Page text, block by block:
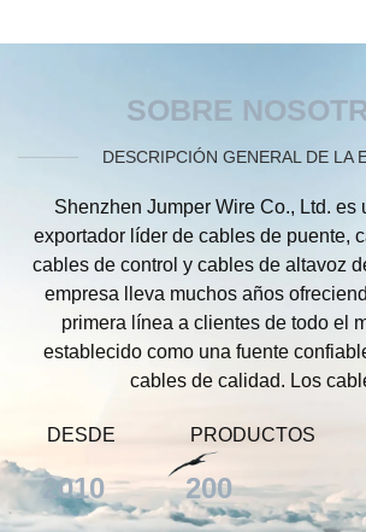
SOBRE
DESCRIPCIÓN GENERAL DE LA
Shenzhen Jumper Wire Co., Ltd. es
exportador líder de cables de puente,
cables de control y cables de altavoz
empresa lleva muchos años
primera línea a clientes de todo el
establecido como una fuente
cables de calidad. Los
DESDE
2010
PRODUCTOS
200